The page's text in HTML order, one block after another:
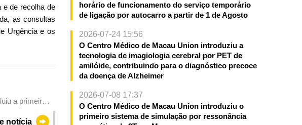
e de recolha de
as consultas
Urgência e os
a primeira
notícia
horário de funcionamento do serviço temporário
de ligação por autocarro a partir de 1 de Agosto
2026-07-24 15:56
O Centro Médico de Macau Union introduziu a
tecnologia de imagiologia cerebral por PET de
amilóide, contribuindo para o diagnóstico precoce
da doença de Alzheimer
2026-07-08 17:37
O Centro Médico de Macau Union introduziu o
primeiro sistema de simulação por ressonância